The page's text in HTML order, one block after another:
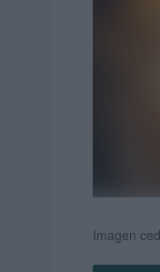
Imagen